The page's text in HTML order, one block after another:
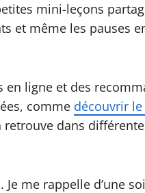
mini-leçons
et même les pauses
ligne et des
comme découvrir
retrouve dans
me rappelle d’une